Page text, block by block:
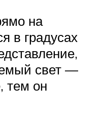
на
в градусах
свет —
тем он